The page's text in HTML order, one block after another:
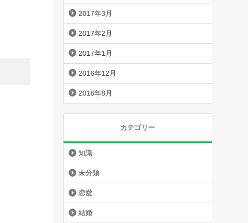
2017年3月
2017年2月
2017年1月
2016年12月
2016年8月
カテゴリー
知識
未分類
恋愛
結婚